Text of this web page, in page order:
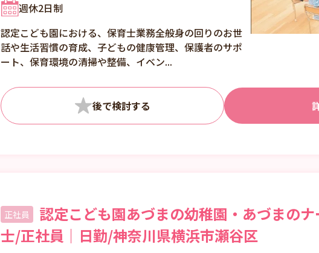
憩60分） ■残業月平
均3時間
週休2日制
認定こども園における、保育士業務全般身の回りのお世
話や生活習慣の育成、子どもの健康管理、保護者のサポ
ート、保育環境の清掃や整備、イベン...
正社員
認定こども園あづまの幼稚園・あづまの
士/正社員｜日勤/神奈川県横浜市瀬谷区